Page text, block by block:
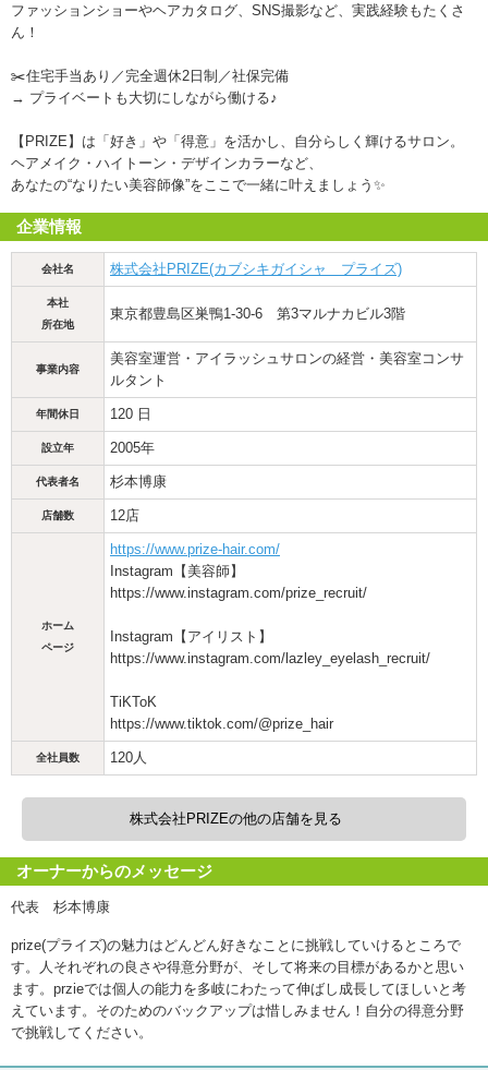
ファッションショーやヘアカタログ、SNS撮影など、実践経験もたくさ
ん！
✂️住宅手当あり／完全週休2日制／社保完備
→ プライベートも大切にしながら働ける♪
【PRIZE】は「好き」や「得意」を活かし、自分らしく輝けるサロン。
ヘアメイク・ハイトーン・デザインカラーなど、
あなたの“なりたい美容師像”をここで一緒に叶えましょう✨
企業情報
会社名 株式会社PRIZE(カブシキガイシャ プライズ)
本社
所在地
東京都豊島区巣鴨1-30-6 第3マルナカビル3階
事業内容
美容室運営・アイラッシュサロンの経営・美容室コンサ
ルタント
年間休日 120 日
設立年 2005年
代表者名 杉本博康
店舗数 12店
ホーム
ページ
https://www.prize-hair.com/
Instagram【美容師】
https://www.instagram.com/prize_recruit/
Instagram【アイリスト】
https://www.instagram.com/lazley_eyelash_recruit/
TiKToK
https://www.tiktok.com/@prize_hair
全社員数 120人
株式会社PRIZEの他の店舗を見る
オーナーからのメッセージ
代表 杉本博康
prize(プライズ)の魅力はどんどん好きなことに挑戦していけるところで
す。人それぞれの良さや得意分野が、そして将来の目標があるかと思い
ます。przieでは個人の能力を多岐にわたって伸ばし成長してほしいと考
えています。そのためのバックアップは惜しみません！自分の得意分野
で挑戦してください。